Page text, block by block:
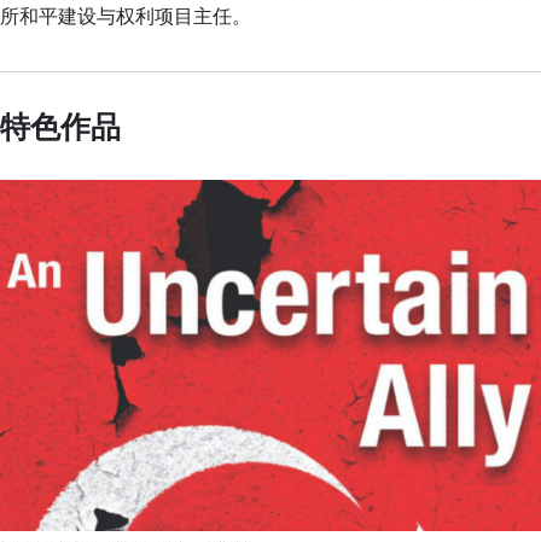
所和平建设与权利项目主任。
特色作品